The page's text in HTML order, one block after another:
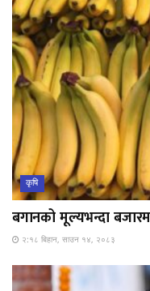
कृषि
बगानको मूल्यभन्दा
२:१८ बिहान, साउन १४, २०८३